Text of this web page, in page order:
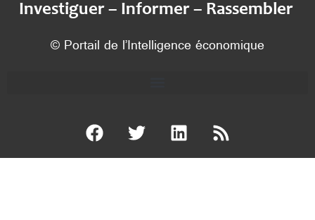
Investiguer – Informer – Rassembler
© Portail de l’Intelligence économique